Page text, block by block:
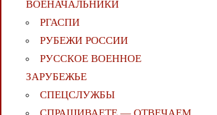
ВОЕНАЧАЛЬНИКИ
РГАСПИ
РУБЕЖИ РОССИИ
РУССКОЕ ВОЕННОЕ
ЗАРУБЕЖЬЕ
СПЕЦСЛУЖБЫ